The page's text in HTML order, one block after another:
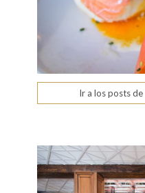
Ir a los posts de